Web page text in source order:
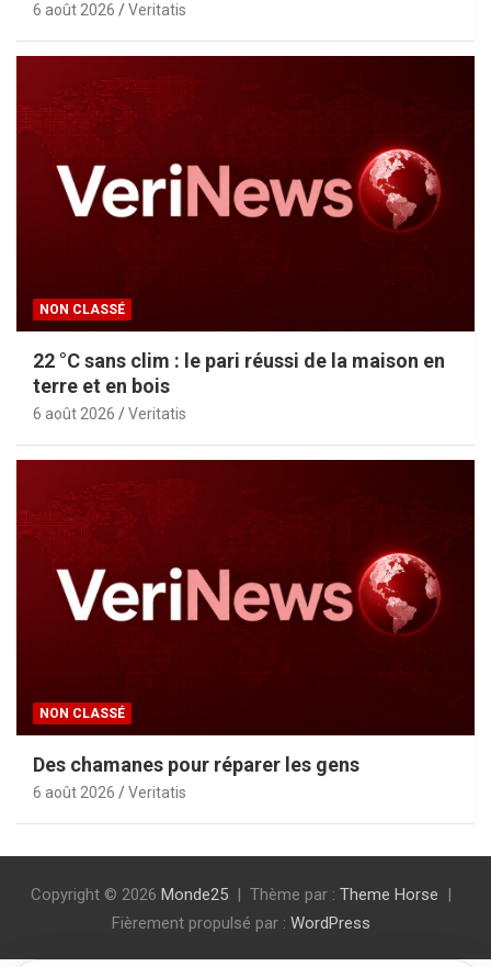
6 août 2026 Veritatis
NON CLASSÉ
22 °C sans clim : le pari réussi de la maison en
terre et en bois
6 août 2026 Veritatis
NON CLASSÉ
Des chamanes pour réparer les gens
6 août 2026 Veritatis
Copyright © 2026 Monde25 Thème par : Theme Horse
Fièrement propulsé par : WordPress